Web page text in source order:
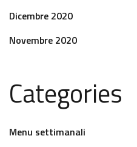
Dicembre 2020
Novembre 2020
Categories
Menu settimanali